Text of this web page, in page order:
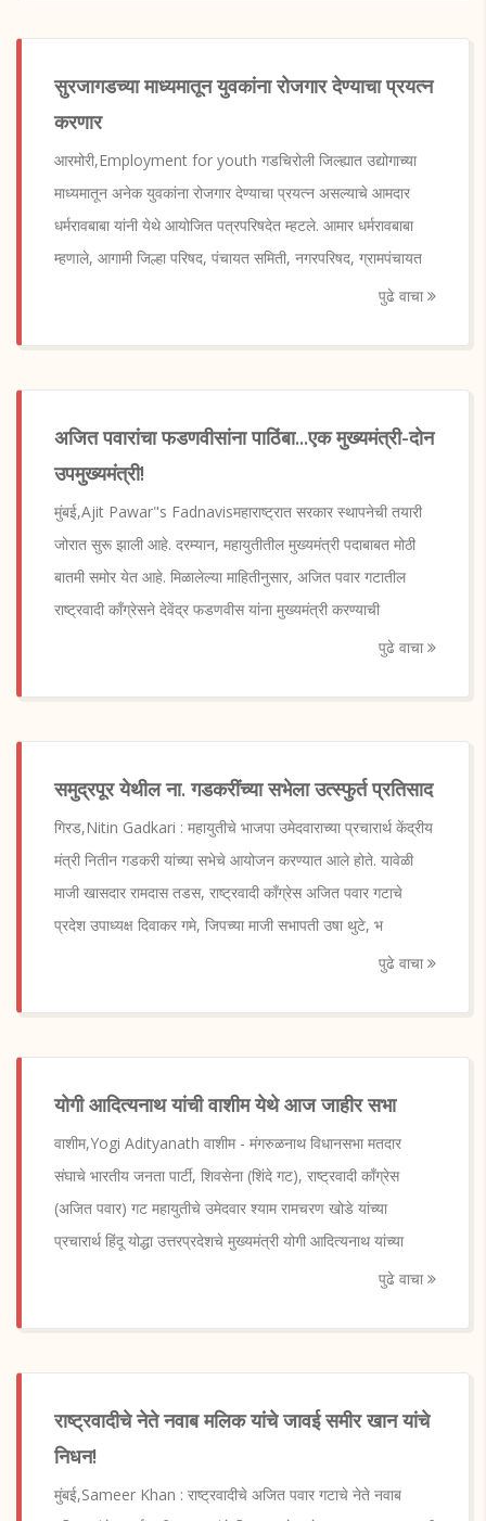
सुरजागडच्या माध्यमातून युवकांना रोजगार देण्याचा प्रयत्न
करणार
आरमोरी,Employment for youth गडचिरोली जिल्ह्यात उद्योगाच्या
माध्यमातून अनेक युवकांना रोजगार देण्याचा प्रयत्न असल्याचे आमदार
धर्मरावबाबा यांनी येथे आयोजित पत्रपरिषदेत म्हटले. आमार धर्मरावबाबा
म्हणाले, आगामी जिल्हा परिषद, पंचायत समिती, नगरपरिषद, ग्रामपंचायत
पुढे वाचा
अजित पवारांचा फडणवीसांना पाठिंबा...एक मुख्यमंत्री-दोन
उपमुख्यमंत्री!
मुंबई,Ajit Pawar"s Fadnavisमहाराष्ट्रात सरकार स्थापनेची तयारी
जोरात सुरू झाली आहे. दरम्यान, महायुतीतील मुख्यमंत्री पदाबाबत मोठी
बातमी समोर येत आहे. मिळालेल्या माहितीनुसार, अजित पवार गटातील
राष्ट्रवादी काँग्रेसने देवेंद्र फडणवीस यांना मुख्यमंत्री करण्याची
पुढे वाचा
समुद्रपूर येथील ना. गडकरींच्या सभेला उत्स्फुर्त प्रतिसाद
गिरड,Nitin Gadkari : महायुतीचे भाजपा उमेदवाराच्या प्रचारार्थ केंद्रीय
मंत्री नितीन गडकरी यांच्या सभेचे आयोजन करण्यात आले होते. यावेळी
माजी खासदार रामदास तडस, राष्ट्रवादी काँग्रेस अजित पवार गटाचे
प्रदेश उपाध्यक्ष दिवाकर गमे, जिपच्या माजी सभापती उषा थुटे, भ
पुढे वाचा
योगी आदित्यनाथ यांची वाशीम येथे आज जाहीर सभा
वाशीम,Yogi Adityanath वाशीम - मंगरुळनाथ विधानसभा मतदार
संघाचे भारतीय जनता पार्टी, शिवसेना (शिंदे गट), राष्ट्रवादी काँग्रेस
(अजित पवार) गट महायुतीचे उमेदवार श्याम रामचरण खोडे यांच्या
प्रचारार्थ हिंदू योद्धा उत्तरप्रदेशचे मुख्यमंत्री योगी आदित्यनाथ यांच्या
पुढे वाचा
राष्ट्रवादीचे नेते नवाब मलिक यांचे जावई समीर खान यांचे
निधन!
मुंबई,Sameer Khan : राष्ट्रवादीचे अजित पवार गटाचे नेते नवाब